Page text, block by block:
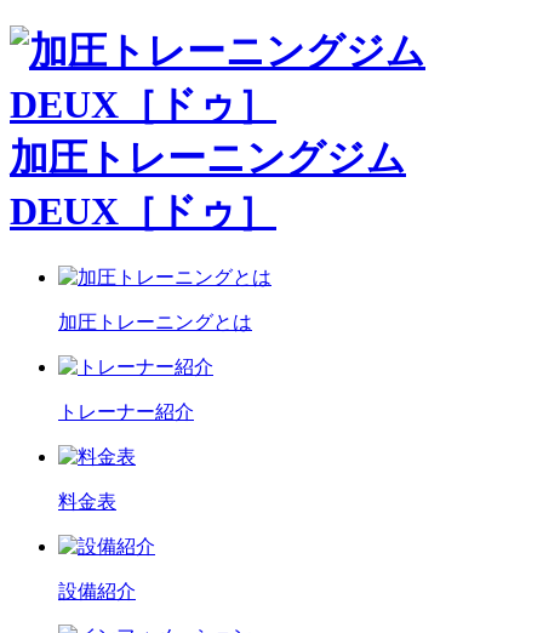
加圧トレーニングジム
DEUX［ドゥ］
加圧トレーニングとは
トレーナー紹介
料金表
設備紹介